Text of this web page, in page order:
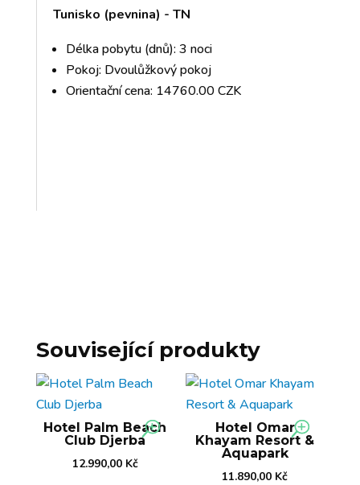
Tunisko (pevnina) - TN
Délka pobytu (dnů): 3 noci
Pokoj: Dvoulůžkový pokoj
Orientační cena: 14760.00 CZK
Související produkty
Hotel Palm Beach
Club Djerba
12.990,00 Kč
Hotel Omar
Khayam Resort &
Aquapark
11.890,00 Kč